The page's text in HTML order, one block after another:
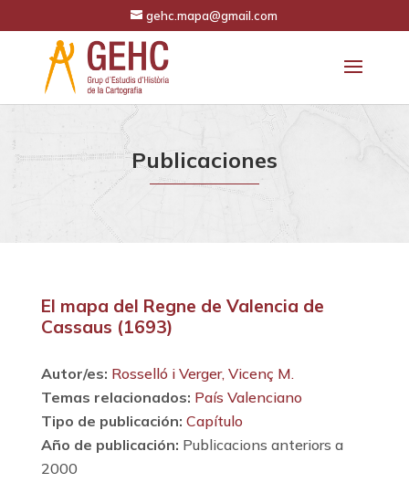
gehc.mapa@gmail.com
Publicaciones
El mapa del Regne de Valencia de
Cassaus (1693)
Autor/es: Rosselló i Verger, Vicenç M.
Temas relacionados: País Valenciano
Tipo de publicación: Capítulo
Año de publicación: Publicacions anteriors a
2000